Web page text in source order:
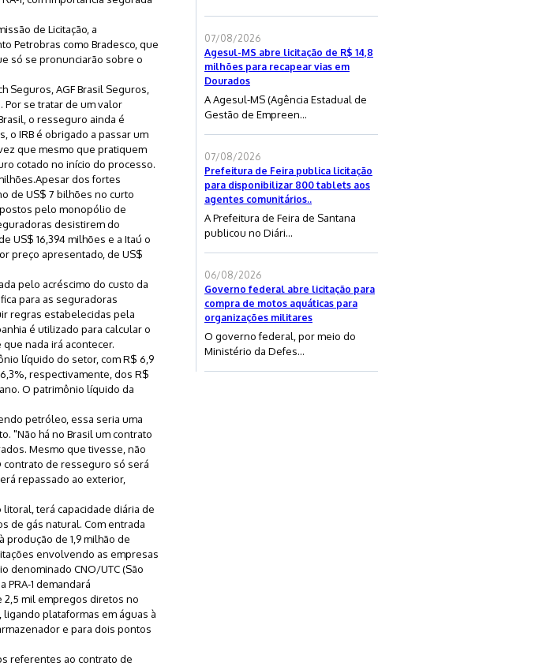
de Licitação, a
Petrobras como Bradesco, que
só se pronunciarão sobre o
Seguros, AGF Brasil Seguros,
Por se tratar de um valor
o resseguro ainda é
o IRB é obrigado a passar um
que mesmo que pratiquem
cotado no início do processo.
dos fortes
de US$ 7 bilhões no curto
pelo monopólio de
desistirem do
US$ 16,394 milhões e a Itaú o
preço apresentado, de US$
pelo acréscimo do custo da
para as seguradoras
regras estabelecidas pela
é utilizado para calcular o
nada irá acontecer.
líquido do setor, com R$ 6,9
respectivamente, dos R$
O patrimônio líquido da
petróleo, essa seria uma
"Não há no Brasil um contrato
Mesmo que tivesse, não
contrato de resseguro só será
repassado ao exterior,
litoral, terá capacidade diária de
de gás natural. Com entrada
produção de 1,9 milhão de
envolvendo as empresas
denominado CNO/UTC (São
PRA-1 demandará
2,5 mil empregos diretos no
plataformas em águas à
e para dois pontos
referentes ao contrato de
07/08/2026
Agesul-MS abre licitação de R$ 14,8
milhões para recapear vias em
Dourados
A Agesul-MS (Agência Estadual de
Gestão de Empreen...
07/08/2026
Prefeitura de Feira publica licitação
para disponibilizar 800 tablets aos
agentes comunitários..
A Prefeitura de Feira de Santana
publicou no Diári...
06/08/2026
Governo federal abre licitação para
compra de motos aquáticas para
organizações militares
O governo federal, por meio do
Ministério da Defes...